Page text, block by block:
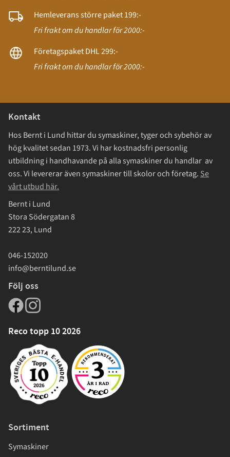
Hemleverans större paket 199:-
Fri frakt om du handlar för 2000:-
Företagspaket DHL 299:-
Fri frakt om du handlar för 2000:-
Kontakt
Hos Bernt i Lund hittar du symaskiner, tyger och sybehör av
hög kvalitet sedan 1973. Vi har kostnadsfri personlig
utbildning i handhavande på alla symaskiner du handlar av
oss. Vi levererar även symaskiner till skolor och företag. Se
vårt utbud här.
Bernt i Lund
Stora Södergatan 8
222 23, Lund
046-152020
info@berntilund.se
Följ oss
Reco topp 10 2026
Sortiment
Symaskiner